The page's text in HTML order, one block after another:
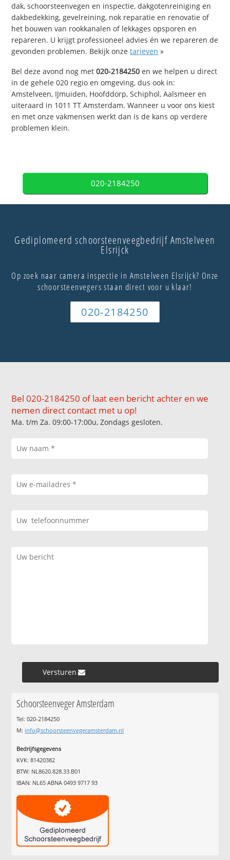
dak, schoorsteenvegen en inspectie, dakgotenreiniging en
dakbedekking, gevelreining, nok reparatie en renovatie of
het bouwen van rookkanalen of lekkages opsporen en
repareren. U krijgt professioneel advies én we repareren de
gevonden problemen. Bekijk onzetarieven »
Bel deze avond nog met020-2184250 en we helpen u direct
in de gehele 020 regio en omgeving, dus ook in:
Amstelveen, IJmuiden, Hoofddorp, Schiphol, Aalsmeer en
uiteraard in 1011 TT Amsterdam. Wanneer u voor ons kiest
en met onze vakmensen werkt dan is de kans op verdere
problemen klein.
020-2184250
Gediplomeerd schoorsteenveegbedrijf Amstelveen
Elsrijck
Op zoek naar camera inspectie in Amstelveen Elsrijck? Onze
schoorsteenvegers staan direct voor u klaar!
020-2184250
Bel 020-2184250 of laat een bericht achter en we
nemen direct contact met u op!
Ma. t/m Za. 09:00-17:00u, Zondags gesloten.
Versturen »
Schoorsteenveger Amsterdam
Tel: 020-2184250
M: info@schoorsteenvegeramsterdam.nl
Bedrijfsgegevens
KVK: 81420382
BTW: NL8620.828.33.B01
IBAN: NL65 ABNA 0493 9717 93